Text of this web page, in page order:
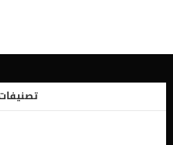
الجهاز التنفسي العلوي عدوى الأسنان
ببساطة بتشخيصها على أنها مصابة
النوبات عند القطط وكيفية التعامل
القط سينظر طبيبك البيطري أولاً في